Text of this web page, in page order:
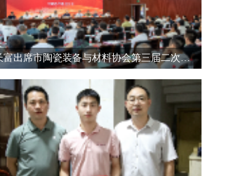
蒋长富出席市陶瓷装备与材料协会第三届二次会员大会